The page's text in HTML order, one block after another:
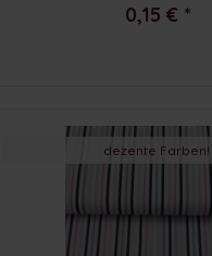
0,15 € *
dezente Farben!